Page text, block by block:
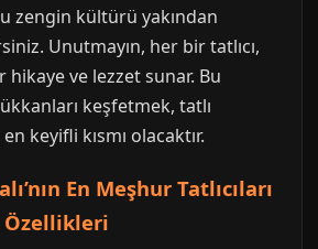
zengin kültürü yakından
Unutmayın, her bir tatlıcı,
ve lezzet sunar. Bu
keşfetmek, tatlı
keyifli kısmı olacaktır.
En Meşhur Tatlıcıları
Özellikleri